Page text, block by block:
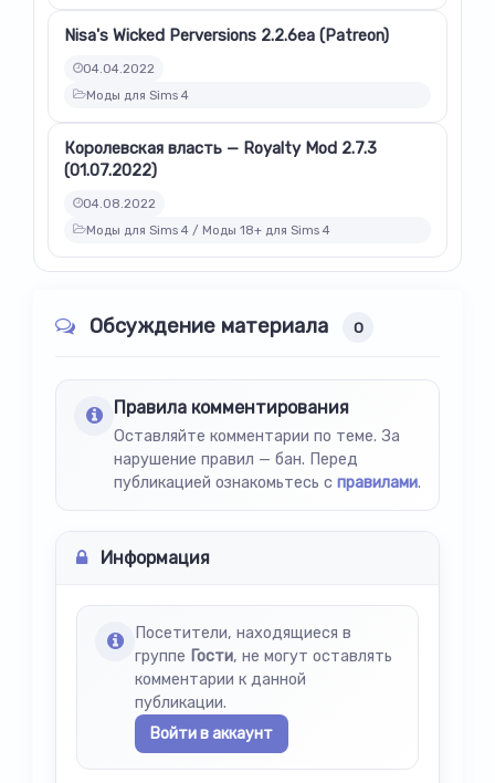
Nisa's Wicked Perversions 2.2.6ea (Patreon)
04.04.2022
Моды для Sims 4
Королевская власть — Royalty Mod 2.7.3
(01.07.2022)
04.08.2022
Моды для Sims 4 / Моды 18+ для Sims 4
Обсуждение материала 0
Правила комментирования
Оставляйте комментарии по теме. За
нарушение правил — бан. Перед
публикацией ознакомьтесь с правилами.
Информация
Посетители, находящиеся в
группе Гости, не могут оставлять
комментарии к данной
публикации.
Войти в аккаунт